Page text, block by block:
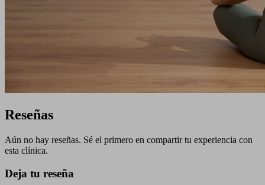
Reseñas
Aún no hay reseñas. Sé el primero en compartir tu experiencia con
esta clínica.
Deja tu reseña